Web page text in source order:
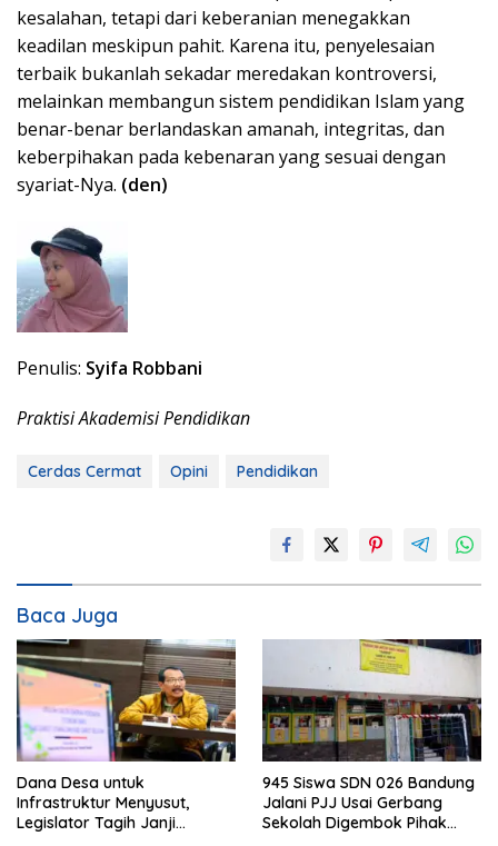
kesalahan, tetapi dari keberanian menegakkan
keadilan meskipun pahit. Karena itu, penyelesaian
terbaik bukanlah sekadar meredakan kontroversi,
melainkan membangun sistem pendidikan Islam yang
benar-benar berlandaskan amanah, integritas, dan
keberpihakan pada kebenaran yang sesuai dengan
syariat-Nya. (den)
Penulis: Syifa Robbani
Praktisi Akademisi Pendidikan
Cerdas Cermat Opini Pendidikan
Baca Juga
Dana Desa untuk
Infrastruktur Menyusut,
Legislator Tagih Janji
945 Siswa SDN 026 Bandung
Jalani PJJ Usai Gerbang
Sekolah Digembok Pihak